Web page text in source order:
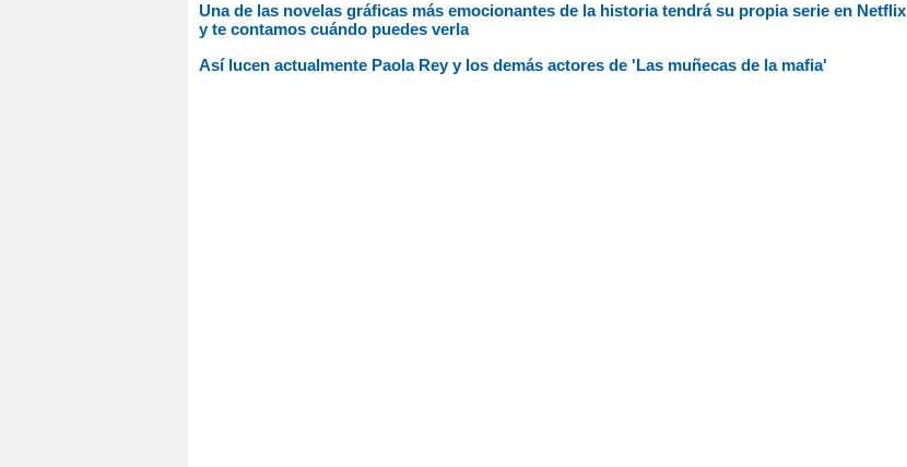
Una de las novelas gráficas más emocionantes de la historia tendrá su propia serie en Netflix
y te contamos cuándo puedes verla
Así lucen actualmente Paola Rey y los demás actores de 'Las muñecas de la mafia'